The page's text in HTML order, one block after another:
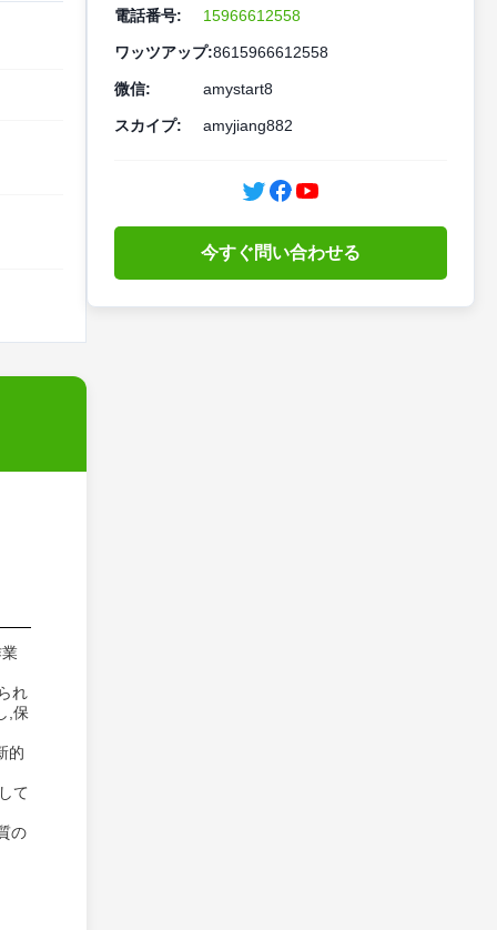
れ
,保
的
て
の
電話番号: 15966612558
ワッツアップ:8615966612558
微信: amystart8
スカイプ: amyjiang882
今すぐ問い合わせる